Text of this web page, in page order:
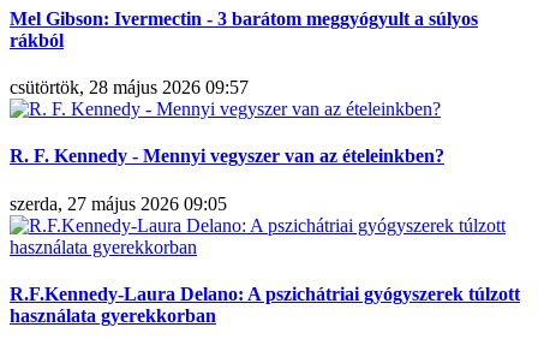
Mel Gibson: Ivermectin - 3 barátom meggyógyult a súlyos
rákból
csütörtök, 28 május 2026 09:57
R. F. Kennedy - Mennyi vegyszer van az ételeinkben?
szerda, 27 május 2026 09:05
R.F.Kennedy-Laura Delano: A pszichátriai gyógyszerek túlzott
használata gyerekkorban